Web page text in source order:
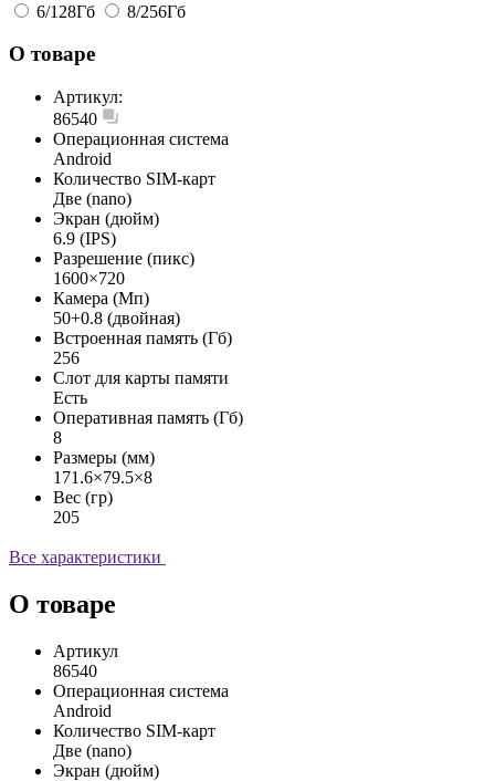
6/128Гб
8/256Гб
О товаре
Артикул:
86540
Операционная система
Android
Количество SIM-карт
Две (nano)
Экран (дюйм)
6.9 (IPS)
Разрешение (пикс)
1600×720
Камера (Мп)
50+0.8 (двойная)
Встроенная память (Гб)
256
Слот для карты памяти
Есть
Оперативная память (Гб)
8
Размеры (мм)
171.6×79.5×8
Вес (гр)
205
Все характеристики
О товаре
Артикул
86540
Операционная система
Android
Количество SIM-карт
Две (nano)
Экран (дюйм)